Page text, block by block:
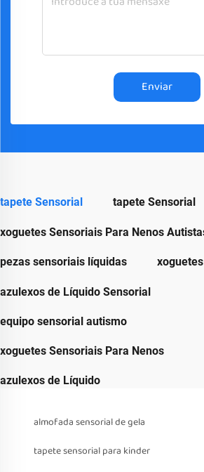
Enviar
tapete Sensorial tapete Sensorial
xoguetes Sensoriais Para Nenos
pezas sensoriais líquidas
azulexos de Líquido Sensorial
equipo sensorial autismo
xoguetes Sensoriais Para Nenos
azulexos de Líquido
almofada sensorial de gela
tapete sensorial para kinder